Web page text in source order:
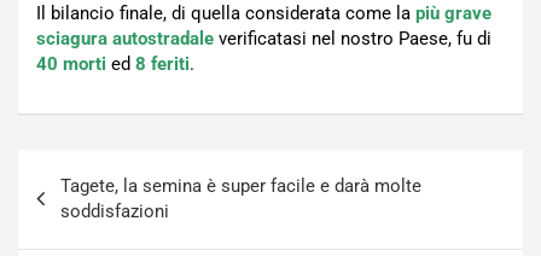
Il bilancio finale, di quella considerata come la più grave
sciagura autostradale verificatasi nel nostro Paese, fu di
40 morti ed 8 feriti.
articoli
Tagete, la semina è super facile e darà molte
soddisfazioni